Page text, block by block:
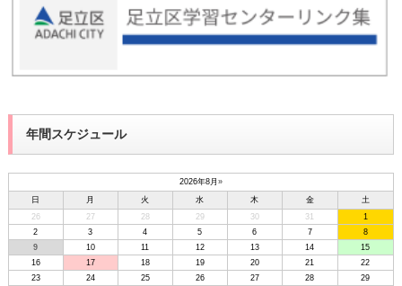
年間スケジュール
2026年8月 »
日
月 火 水 木 金
土
26
27 28 29 30 31
1
2
3 4 5 6 7
8
9
10 11 12 13 14
15
16
17 18 19 20 21
22
23
24 25 26 27 28
29